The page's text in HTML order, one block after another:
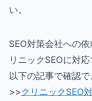
い。
SEO対策会社への
リニックSEOに対
以下の記事で確認で
>>クリニックSEO